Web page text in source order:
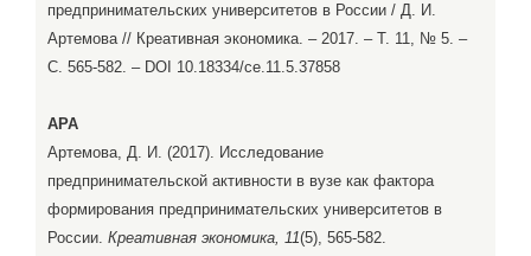
предпринимательских университетов в России / Д. И.
Артемова // Креативная экономика. – 2017. – Т. 11, № 5. –
С. 565-582. – DOI 10.18334/ce.11.5.37858
APA
Артемова, Д. И. (2017). Исследование
предпринимательской активности в вузе как фактора
формирования предпринимательских университетов в
России. Креативная экономика, 11(5), 565-582.